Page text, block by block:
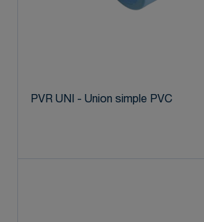
PVR UNI - Union simple PVC